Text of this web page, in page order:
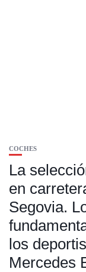
COCHES
La
en
Segovia.
los
Mercedes